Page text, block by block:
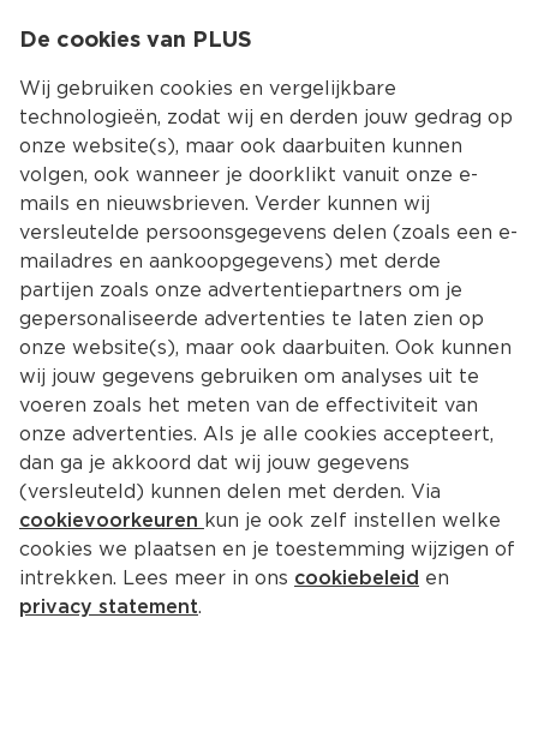
Kies jouw
De cookies van PLUS
Wij gebruiken cookies en vergelijkbare
technologieën, zodat wij en derden jouw gedrag op
onze website(s), maar ook daarbuiten kunnen
volgen, ook wanneer je doorklikt vanuit onze e-
mails en nieuwsbrieven. Verder kunnen wij
versleutelde persoonsgegevens delen (zoals een e-
mailadres en aankoopgegevens) met derde
partijen zoals onze advertentiepartners om je
gepersonaliseerde advertenties te laten zien op
onze website(s), maar ook daarbuiten. Ook kunnen
wij jouw gegevens gebruiken om analyses uit te
voeren zoals het meten van de effectiviteit van
onze advertenties. Als je alle cookies accepteert,
dan ga je akkoord dat wij jouw gegevens
(versleuteld) kunnen delen met derden. Via
cookievoorkeuren kun je ook zelf instellen welke
cookies we plaatsen en je toestemming wijzigen of
intrekken. Lees meer in ons cookiebeleid en
privacy statement.